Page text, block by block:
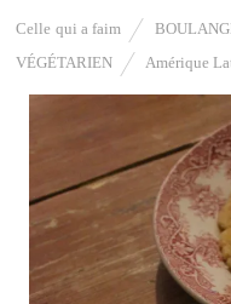
Celle qui a faim
VÉGÉTARIEN
Amérique